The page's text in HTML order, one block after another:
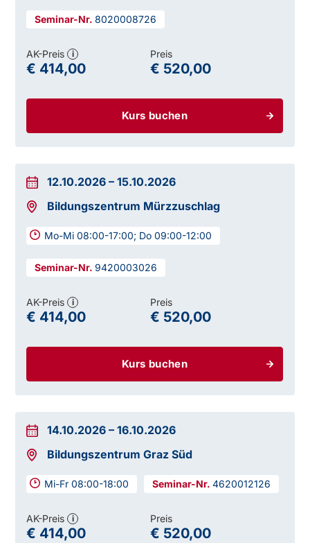
8020008726
Kurs buchen
AK-Preis i
€ 414,00
Preis
€ 520,00
12.10.2026 –15.10.2026
Bildungszentrum Mürzzuschlag
Mo-Mi 08:00-17:00; Do 09:00-12:00
9420003026
Kurs buchen
AK-Preis i
€ 414,00
Preis
€ 520,00
14.10.2026 –16.10.2026
Bildungszentrum Graz Süd
Mi-Fr 08:00-18:00 4620012126
AK-Preis i
€ 414,00
Preis
€ 520,00